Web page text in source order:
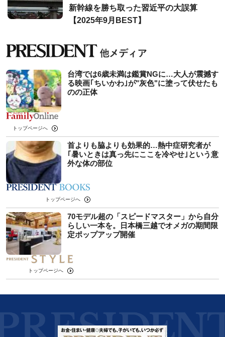
新幹線を勝ち取った習近平の大誤算
【2025年9月BEST】
台湾では6歳未満は鑑賞NGに…大人が震撼す
る映画｢ちいかわ｣が"灰色"に塗って伏せたも
のの正体
トップページへ
首よりも脇よりも効果的…熱中症研究者が
｢暑いときは真っ先にここを冷やせ｣という意
外な体の部位
トップページへ
70モデル超の「スピードマスター」から自分
らしい一本を。日本橋三越でオメガの期間限
定ポップアップ開催
トップページへ